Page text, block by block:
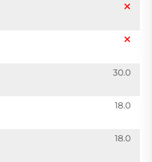
30.0
18.0
18.0